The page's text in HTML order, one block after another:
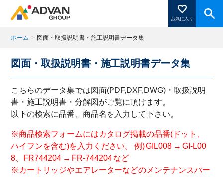
お気に入り
商品ページにある「お気に入り登録」を押すと登録した
商品がここに表示されます。
ホーム > 図面・取扱説明書・施工説明書データ集
図面・取扱説明書・施工説明書データ集
こちらのデータ集では図面(PDF,DXF,DWG)・取扱説明
書・施工説明書・分解図がご覧に頂けます。
以下の検索に品番、商品名を入力して下さい。
※商品検索フォームにはカタログ掲載の品番(ドット、
ハイフンを含む)を入力ください。 例) GIL008 → GI-L00
8、FR744204 → FR-744204 など
※カートリッジやエアレーターなどのメンテナンスパー